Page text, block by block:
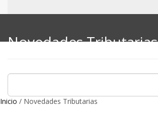
Novedades Tributarias
Inicio / Novedades Tributarias